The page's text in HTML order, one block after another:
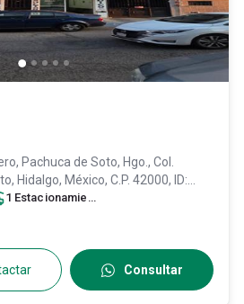
Pachuca de Soto, Hgo., Col.
, Hidalgo, México, C.P. 42000, ID:
1 Estacionamiento
Consultar